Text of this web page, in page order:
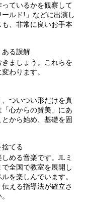
ているかを観察して
ルド!」などに出演し
、非常に良いお手本
ある誤解
ましょう。これらを
わります。
ついつい形だけを真
心からの賛美」にあ
から始め、基礎を固
捨てる
める音楽です。JLミ
全国で教室を展開し
を楽しんでいます。
える指導法が確立さ